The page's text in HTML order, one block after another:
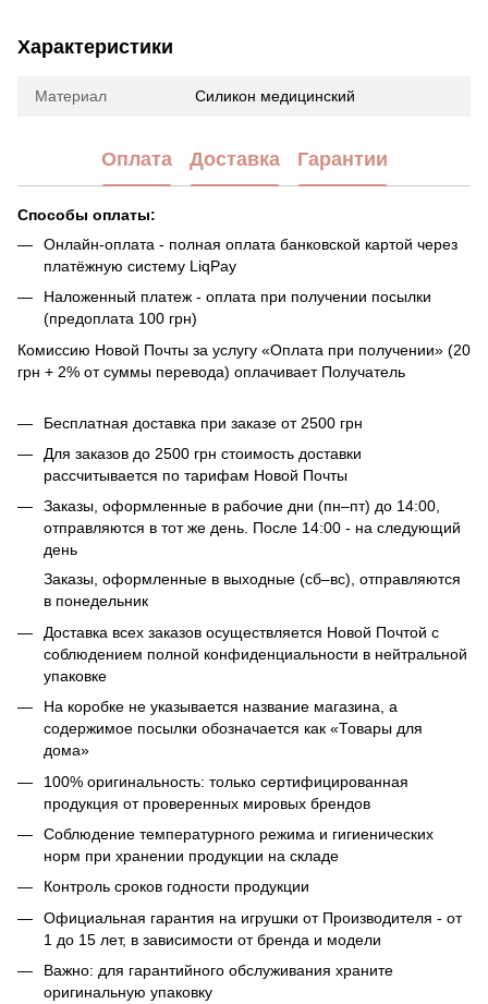
Характеристики
Материал Силикон медицинский
Оплата Доставка Гарантии
Способы оплаты:
Онлайн-оплата - полная оплата банковской картой через
платёжную систему LiqPay
Наложенный платеж - оплата при получении посылки
(предоплата 100 грн)
Комиссию Новой Почты за услугу «Оплата при получении» (20
грн + 2% от суммы перевода) оплачивает Получатель
Бесплатная доставка при заказе от 2500 грн
Для заказов до 2500 грн стоимость доставки
рассчитывается по тарифам Новой Почты
Заказы, оформленные в рабочие дни (пн–пт) до 14:00,
отправляются в тот же день. После 14:00 - на следующий
день
Заказы, оформленные в выходные (сб–вс), отправляются
в понедельник
Доставка всех заказов осуществляется Новой Почтой с
соблюдением полной конфиденциальности в нейтральной
упаковке
На коробке не указывается название магазина, а
содержимое посылки обозначается как «Товары для
дома»
100% оригинальность: только сертифицированная
продукция от проверенных мировых брендов
Соблюдение температурного режима и гигиенических
норм при хранении продукции на складе
Контроль сроков годности продукции
Официальная гарантия на игрушки от Производителя - от
1 до 15 лет, в зависимости от бренда и модели
Важно: для гарантийного обслуживания храните
оригинальную упаковку